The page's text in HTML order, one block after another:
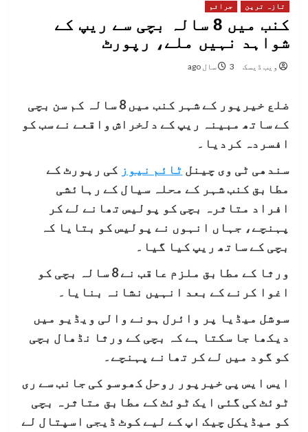
تازہ ترین جرائم
کنب میں 8 سالہ بچی سے ریپ کے
شواہد نہیں ملے، رپورٹ
ویب ڈیسک 3 سال ago
ضلع خیرپور کے شہر کنب میں 8 سالہ کم سن بچی
کے ساتھ مبینہ ریپ کے دلخراش واقعے نے سب کو
افسردہ کردیا۔
سندھی ٹی وی چینل ٹائم نیوز کی رپورٹ کے
مطابق کنب شہر کے محلہ سیال کے رہائشی
افراد متاثرہ بچی کو پولیس تھانے لے کر
پہنچے، جہاں انہوں نے پولیس کو بتایا کہ
بچی کے ساتھ ریپ کیا گیا۔
ورثا کے مطابق ملزم عاقب نے 8 سالہ بچی کو
اغوا کرنے کے بعد انہیں نشانہ بنایا۔
سوشل میڈیا پر وائرل ہونے والی ویڈیو میں
دیکھا جا سکتا ہے کہ بچی کے ورثا نڈھال بچی
کو گود میں لے کر تھانے پہنچے۔
ایس ایس پی خیرپور روحل کھوسو کی جانب سے ری
ٹوئٹ کی گئی ایک ٹوئٹ کے مطابق متاثرہ بچی
کو میڈیکل چیک اپ کے لیے کوٹ ڈیجی اسپتال لے